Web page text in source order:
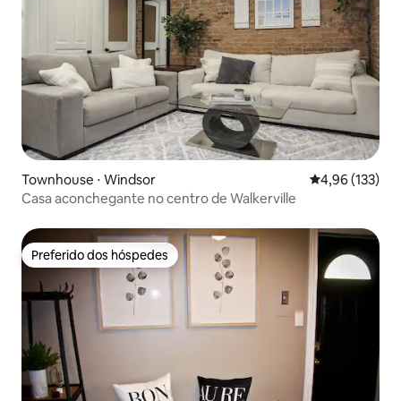
Townhouse ⋅ Windsor 4,96 de uma
4,96 (133)
Casa aconchegante no centro de Walkerville
Preferido dos hóspedes
Preferido dos hóspedes